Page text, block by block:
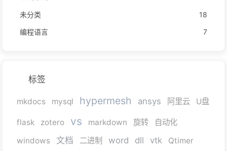
未分类
18
编程语言
7
标签
mkdocs mysql hypermesh ansys 阿里云 U盘
flask zotero vs markdown 旋转
自动化
windows
文档 二进制 word dll vtk
Qtimer